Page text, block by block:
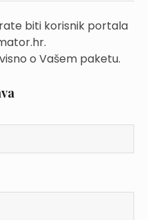
biti korisnik portala
o Vašem paketu.